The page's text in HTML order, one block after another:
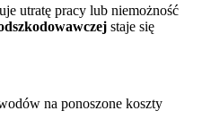
utratę pracy lub niemożność
staje się
na ponoszone koszty